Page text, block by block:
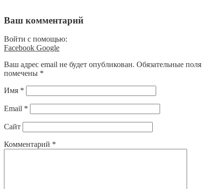
Ваш комментарий
Войти с помощью:
Facebook Google
Ваш адрес email не будет опубликован. Обязательные поля
помечены *
Имя *
Email *
Сайт
Комментарий *